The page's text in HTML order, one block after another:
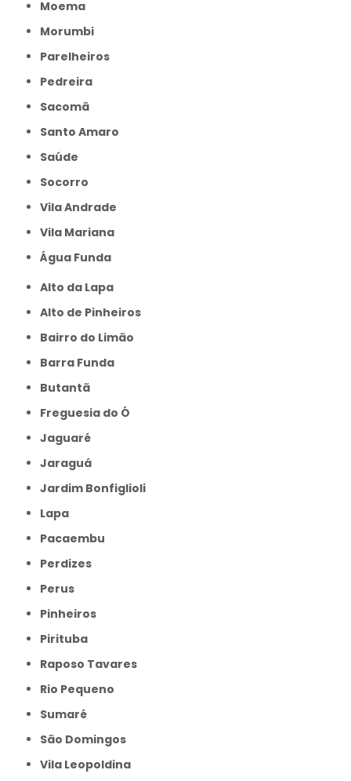
Moema
Morumbi
Parelheiros
Pedreira
Sacomã
Santo Amaro
Saúde
Socorro
Vila Andrade
Vila Mariana
Água Funda
Alto da Lapa
Alto de Pinheiros
Bairro do Limão
Barra Funda
Butantã
Freguesia do Ó
Jaguaré
Jaraguá
Jardim Bonfiglioli
Lapa
Pacaembu
Perdizes
Perus
Pinheiros
Pirituba
Raposo Tavares
Rio Pequeno
Sumaré
São Domingos
Vila Leopoldina